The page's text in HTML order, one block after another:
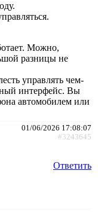
Можно,
разницы не
управлять чем-
интерфейс. Вы
автомобилем или
01/06/2026 17:08:07
#3243645
Ответить